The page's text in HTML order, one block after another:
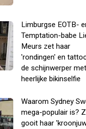
Limburgse EOTB-
Temptation-babe
Meurs zet haar
'rondingen' en
de schijnwerper met
heerlijke bikinselfie
Waarom Sydney
mega-populair is?
gooit haar